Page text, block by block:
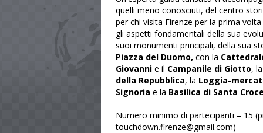
quelli meno conosciuti, del centro
per chi visita Firenze per la prima
gli aspetti fondamentali della sua
suoi monumenti principali, della sua
Piazza del Duomo, con la
Giovanni e il Campanile di Giotto,
della Repubblica, la Loggia-
Signoria e la Basilica di Santa
Numero minimo di partecipanti – 15
touchdown.firenze@gmail.com)